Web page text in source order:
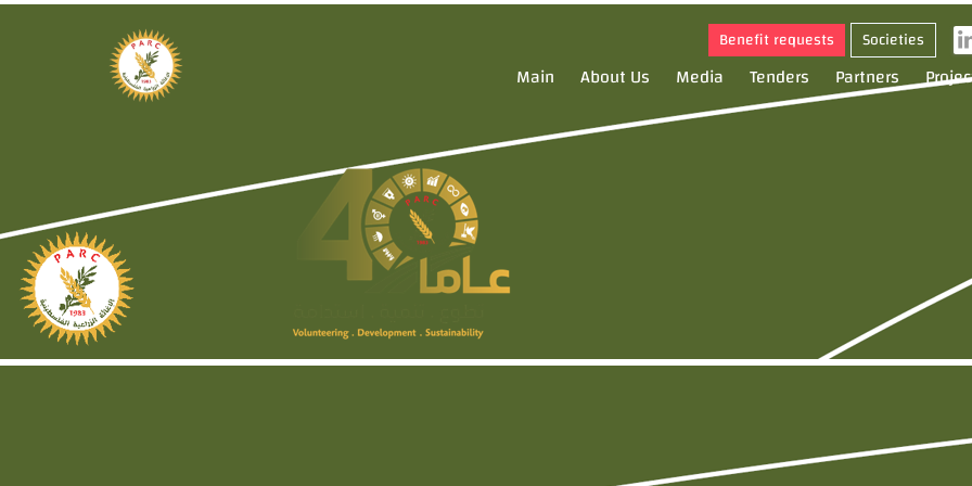
Benefit requests Societies
Main About Us Media Tenders Partners